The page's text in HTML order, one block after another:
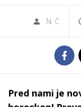
N. Č.
Pred nami je